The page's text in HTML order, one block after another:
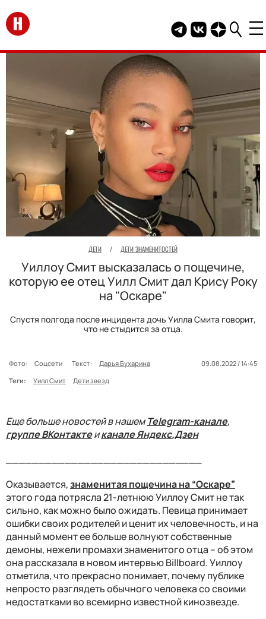
Перейти на главную
Telegram канал
Группа HELLO
Канал
ДЕТИ / ДЕТИ ЗНАМЕНИТОСТЕЙ
Уиллоу Смит высказалась о пощечине,
которую ее отец Уилл Смит дал Крису Року
на "Оскаре"
Спустя полгода после инцидента дочь Уилла Смита говорит,
что не стыдится за отца.
Фото: Соцсети Текст: Дарья Бухарина
09.08.2022 / 14:45
Теги:
Уилл Смит Дети звезд
Еще больше новостей в нашемTelegram-канале,
группе ВКонтактеиканале Яндекс.Дзен
Оказывается,знаменитая пощечина на “Оскаре”
этого года потрясла 21-летнюю Уиллоу Смит не так
сильно, как можно было ожидать. Певица принимает
ошибки своих родителей и ценит их человечность, и на
данный момент ее больше волнуют собственные
демоны, нежели промахи знаменитого отца – об этом
она рассказала в новом интервью Billboard. Уиллоу
отметила, что прекрасно понимает, почему публике
непросто разглядеть обычного человека со своими
недостатками во всемирно известной кинозвезде.